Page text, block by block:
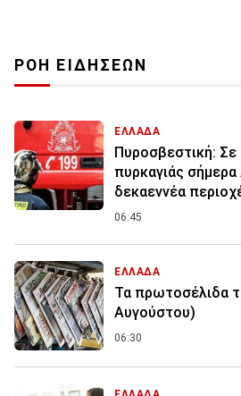
ΡΟΗ ΕΙΔΗΣΕΩΝ
ΕΛΛΑΔΑ
Πυροσβεστική: Σε
πυρκαγιάς
δεκαεννέα
06:45
ΕΛΛΑΔΑ
Τα πρωτοσέλιδα
Αυγούστου)
06:30